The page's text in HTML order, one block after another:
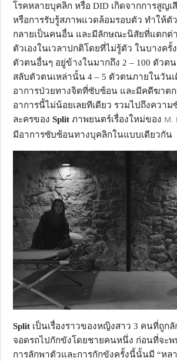
โรคหลายบุคลิก หรือ DID เกิดจากการสูญเ
หรือการรับรู้สภาพแวดล้อมรอบตัว ทำให้ตั
กลายเป็นคนอื่น และมีลักษณะนิสัยที่แตกต่
ตัวเองในเวลาปกติโดยที่ไม่รู้ตัว ในบางครั้
ตัวตนอื่นๆ อยู่ข้างในมากถึง 2 – 100 ตัวต
สลับตัวตนเหล่านั้น 4 – 5 ตัวตนภายในวันเ
อาการป่วยทางจิตที่ซับซ้อน และมีคดีฆาตก
อาการนี้ไม่น้อยเลยทีเดียว รวมไปถึงควา
ละครของSplit ภาพยนตร์เรื่องใหม่ของ M.
มีอาการซับซ้อนทางบุคลิกในแบบเดียวกัน
Split เป็นเรื่องราวของหญิงสาว 3 คนที่ถูก
จอดรถไปกักขังโดยชายคนหนึ่ง ก่อนที่จะพ
การลักพาตัวและการกักขังครั้งนี้นั้นมี “หล